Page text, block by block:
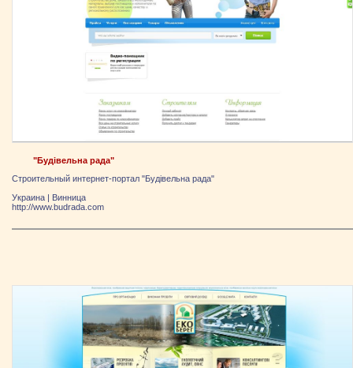
"Будівельна рада"
Строительный интернет-портал "Будівельна рада"
Украина | Винница
http://www.budrada.com